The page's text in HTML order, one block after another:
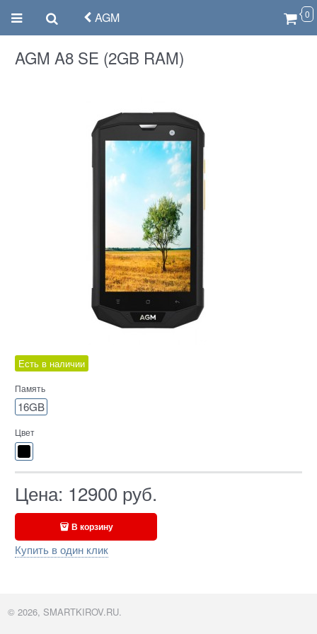
AGM 0
AGM A8 SE (2GB RAM)
Есть в наличии
Память
16GB
Цвет
Цена: 12900 руб.
В корзину
Купить в один клик
© 2026, SMARTKIROV.RU.